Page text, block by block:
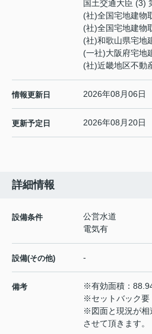
国土交通大臣 (3)
(社)全国宅地建物
(社)全国宅地建物
(社)和歌山県宅地
(一社)大阪府宅地
(社)近畿地区不動
情報更新日 2026年08月06日
更新予定日 2026年08月20日
詳細情報
設備条件
公営水道
電気有
設備(その他) -
備考
※有効面積：
※セットバック要
※図面と現況が相
させて頂きます。